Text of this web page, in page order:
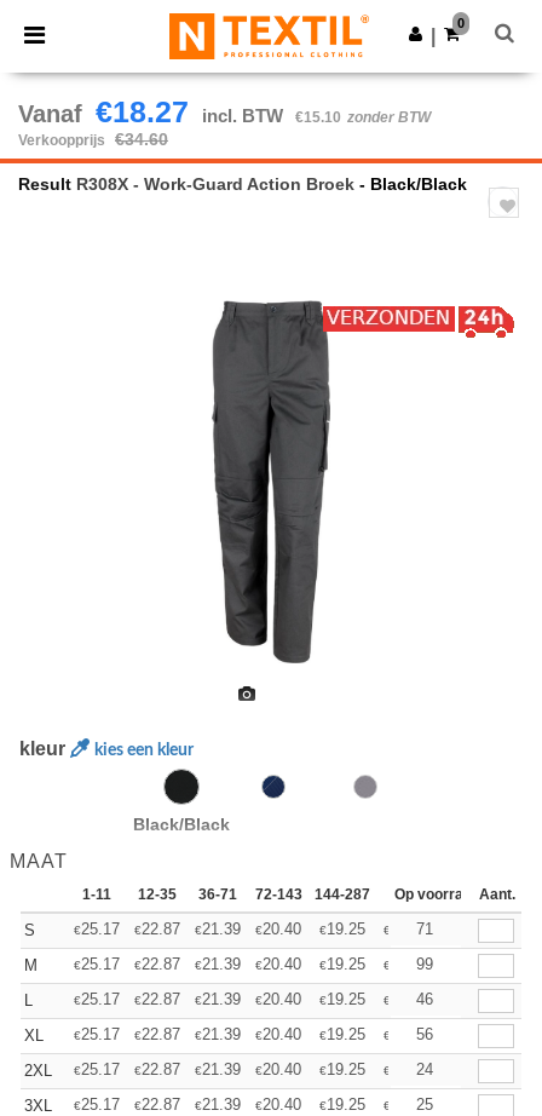
× Ntextil-app
Betere prijzen in de app!
Download app
0
Vanaf €18.27 incl. BTW €15.10 zonder BTW
Verkoopprijs
€34.60
Result R308X - Work-Guard Action Broek - Black/Black
kleur kies een kleur
Black/Black
MAAT
1-11 12-35 36-71 72-143 144-287 288 + Meer
Op voorraadAant.
S €25.17 €22.87 €21.39 €20.40 €19.25 € 18.27
71
M
€25.17 €22.87 €21.39 €20.40 €19.25 € 18.27
99
L
€25.17 €22.87 €21.39 €20.40 €19.25 € 18.27
46
XL
€25.17 €22.87 €21.39 €20.40 €19.25 € 18.27
56
2XL
€25.17 €22.87 €21.39 €20.40 €19.25 € 18.27
24
3XL
€25.17 €22.87 €21.39 €20.40 €19.25 € 18.27
25